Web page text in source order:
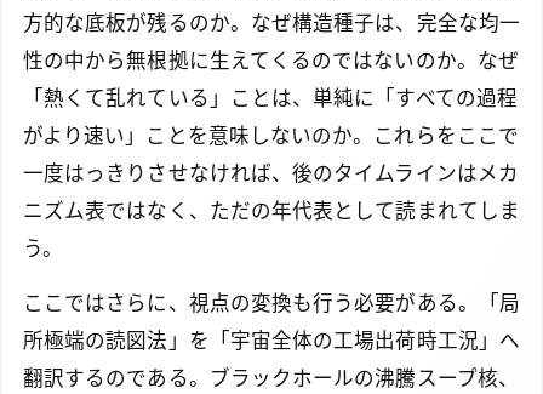
方的な底板が残るのか。なぜ構造種子は、完全な均一
性の中から無根拠に生えてくるのではないのか。なぜ
「熱くて乱れている」ことは、単純に「すべての過程
がより速い」ことを意味しないのか。これらをここで
一度はっきりさせなければ、後のタイムラインはメカ
ニズム表ではなく、ただの年代表として読まれてしま
う。
ここではさらに、視点の変換も行う必要がある。「局
所極端の読図法」を「宇宙全体の工場出荷時工況」へ
翻訳するのである。ブラックホールの沸騰スープ核、